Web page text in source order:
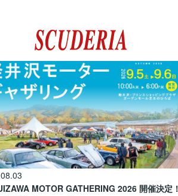
MOTOR GATHERING 2026 開催決定！